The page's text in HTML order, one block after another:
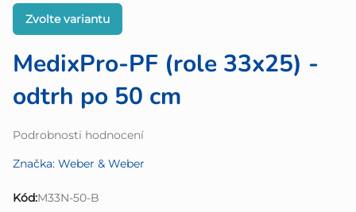
MedixPro-PF (role 33x25) -
odtrh po 50 cm
Průměrné
produktu
0,0
Podrobnosti hodnocení
Značka: Weber & Weber
Kód:M33N-50-B
Zvolte variantu